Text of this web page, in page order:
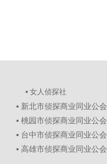
▪ 女人侦探社
▪ 新北市侦探商业同业公会
▪ 桃园市侦探商业同业公会
▪ 台中市侦探商业同业公会
▪ 高雄市侦探商业同业公会